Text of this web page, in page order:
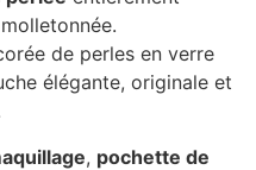
de perles en verre
élégante, originale et
, pochette de